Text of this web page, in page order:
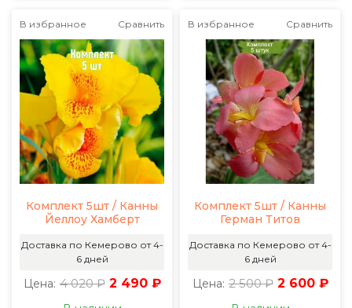
В избранное Сравнить
Комплект 5шт / Канны
Йеллоу Хамберт
Доставка по Кемерово от 4-
6 дней
Цена: 4 020 ₽ 2 490 ₽
В избранное Сравнить
Комплект 5шт / Канны
Герман Титов
Доставка по Кемерово от 4-
6 дней
Цена: 2 500 ₽ 2 600 ₽